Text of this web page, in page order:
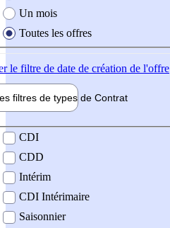
Un mois
Toutes les offres
le filtre de date de création de l'offre
filtres de types de Contrat
contrat
CDI
CDD
Intérim
CDI Intérimaire
Saisonnier